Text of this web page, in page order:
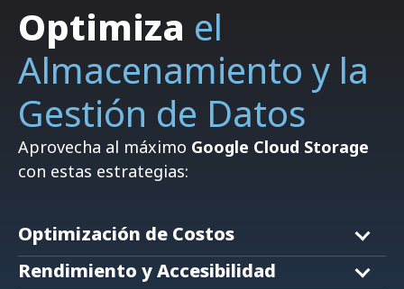
Optimiza el
Almacenamiento y la
Gestión de Datos
Aprovecha al máximo Google Cloud Storage
con estas estrategias:
Optimización de Costos
adecuadas para diferentes tipos de datos.
b) Implementa políticas de ciclo de vida para
mover o eliminar datos automáticamente.
Rendimiento y Accesibilidad
a) Aprovecha la red global de Google para un
acceso rápido a tus datos desde cualquier
ubicación.